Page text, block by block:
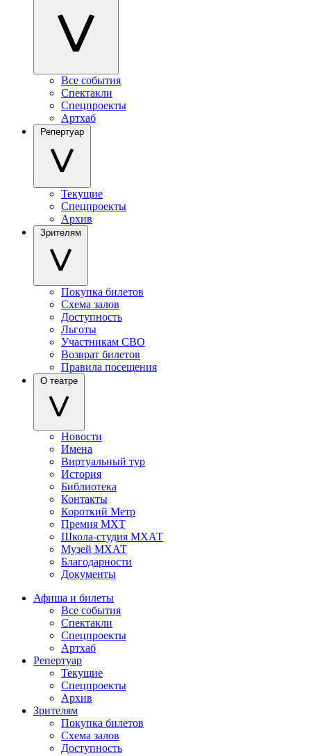
Все события
Спектакли
Спецпроекты
Артхаб
Репертуар
Текущие
Спецпроекты
Архив
Зрителям
Покупка билетов
Схема залов
Доступность
Льготы
Участникам СВО
Возврат билетов
Правила посещения
О театре
Новости
Имена
Виртуальный тур
История
Библиотека
Контакты
Короткий Метр
Премия МХТ
Школа-студия МХАТ
Музей МХАТ
Благодарности
Документы
Афиша и билеты
Все события
Спектакли
Спецпроекты
Артхаб
Репертуар
Текущие
Спецпроекты
Архив
Зрителям
Покупка билетов
Схема залов
Доступность